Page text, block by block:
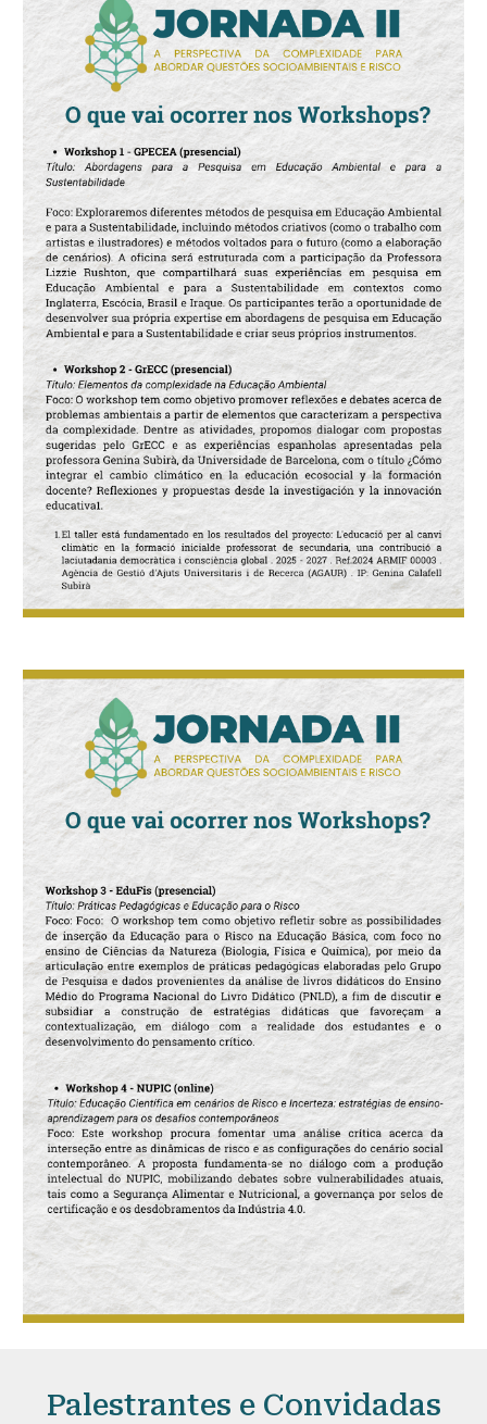
Palestrantes e Convidadas